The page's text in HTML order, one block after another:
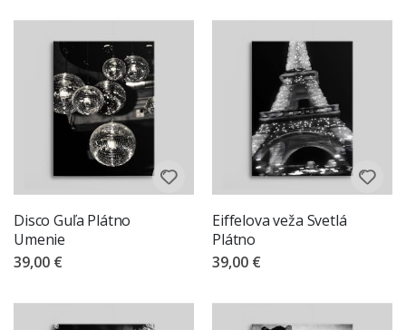
Disco Guľa Plátno
Umenie
39,00 €
Eiffelova veža Svetlá
Plátno
39,00 €